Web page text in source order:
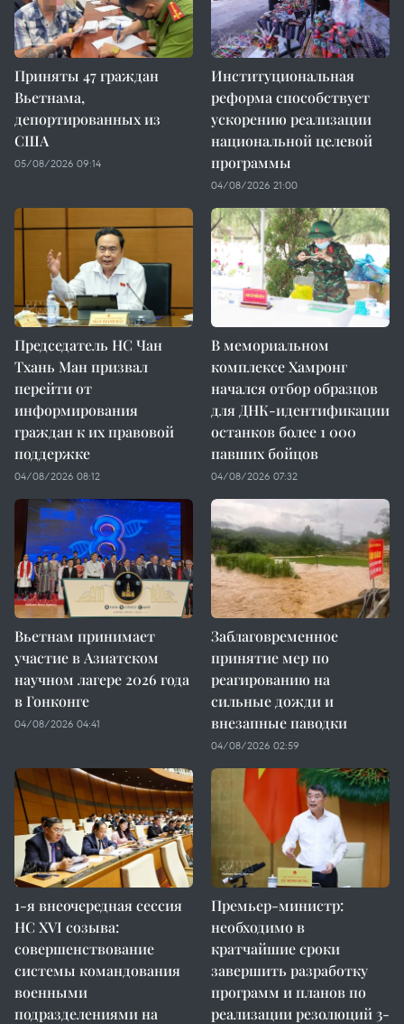
Приняты 47 граждан
Вьетнама,
депортированных из
США
05/08/2026 09:14
Институциональная
реформа способствует
ускорению реализации
национальной целевой
программы
04/08/2026 21:00
Председатель НС Чан
Тхань Ман призвал
перейти от
информирования
граждан к их правовой
поддержке
04/08/2026 08:12
В мемориальном
комплексе Хамронг
начался отбор образцов
для ДНК-идентификации
останков более 1 000
павших бойцов
04/08/2026 07:32
Вьетнам принимает
участие в Азиатском
научном лагере 2026 года
в Гонконге
04/08/2026 04:41
Заблаговременное
принятие мер по
реагированию на
сильные дожди и
внезапные паводки
04/08/2026 02:59
1-я внеочередная сессия
НС XVI созыва:
совершенствование
системы командования
военными
подразделениями на
Премьер-министр:
необходимо в
кратчайшие сроки
завершить разработку
программ и планов по
реализации резолюций 3-